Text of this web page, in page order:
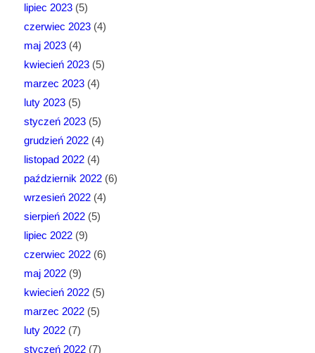
lipiec 2023(5)
czerwiec 2023(4)
maj 2023(4)
kwiecień 2023(5)
marzec 2023(4)
luty 2023(5)
styczeń 2023(5)
grudzień 2022(4)
listopad 2022(4)
październik 2022(6)
wrzesień 2022(4)
sierpień 2022(5)
lipiec 2022(9)
czerwiec 2022(6)
maj 2022(9)
kwiecień 2022(5)
marzec 2022(5)
luty 2022(7)
styczeń 2022(7)